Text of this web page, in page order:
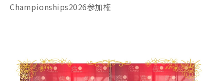
Championships2026参加権